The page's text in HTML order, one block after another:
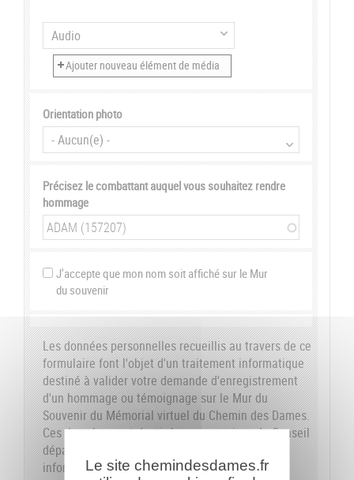
Orientation photo
Précisez le combattant auquel vous souhaitez rendre
hommage
J'accepte que mon nom soit affiché sur le Mur
du souvenir
Les données personnelles recueillis au travers de ce
formulaire font l'objet d'un traitement informatique
destiné à valider votre demande d'enregistrement
d'un hommage ou témoignage sur le Mur du
Souvenir du Mémorial virtuel du Chemin des Dames.
Ces données sont destinées aux services du Conseil
départemental de l'Aisne. Conformément à la loi
informatique et libertés du 6 janvier 1978, nous
Le site chemindesdames.fr